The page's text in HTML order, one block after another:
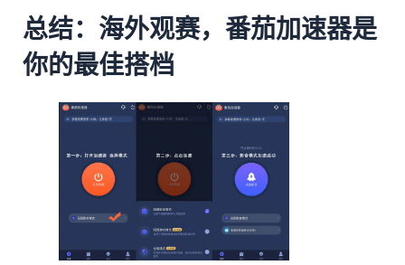
总结：海外观赛，番茄加速器是
你的最佳搭档